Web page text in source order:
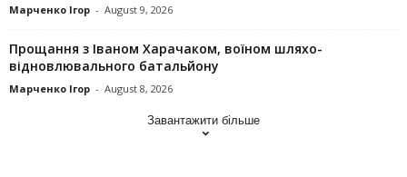
Марченко Ігор - August 9, 2026
Прощання з Іваном Харачаком, воїном шляхо-
відновлювального батальйону
Марченко Ігор - August 8, 2026
Завантажити більше